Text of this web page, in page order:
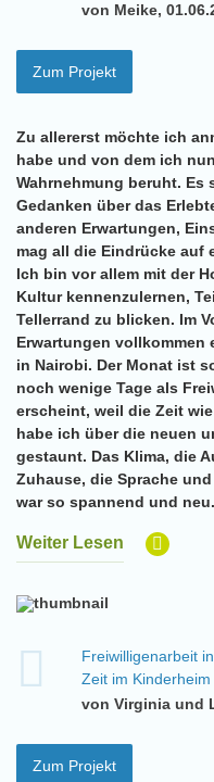
von Meike,
Zum Projekt
Zu allererst möchte ich
habe und von dem ich
Wahrnehmung beruht. Es
Gedanken über das
anderen Erwartungen,
mag all die Eindrücke auf
Ich bin vor allem mit der
Kultur kennenzulernen,
Tellerrand zu blicken. Im
Erwartungen vollkommen
in Nairobi. Der Monat ist
noch wenige Tage als
erscheint, weil die Zeit
habe ich über die neuen
gestaunt. Das Klima, die
Zuhause, die Sprache
war so spannend und neu.
Weiter Lesen
Freiwilligenarbeit
Zeit im
von Virginia und
Zum Projekt